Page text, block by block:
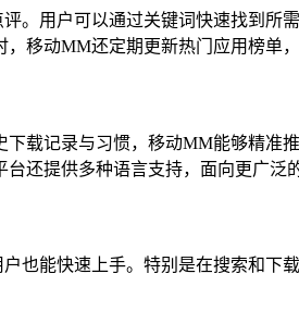
用户可以通过关键词快速找到所
移动MM还定期更新热门应用榜单
记录与习惯，移动MM能够精准
还提供多种语言支持，面向更广泛
能快速上手。特别是在搜索和下